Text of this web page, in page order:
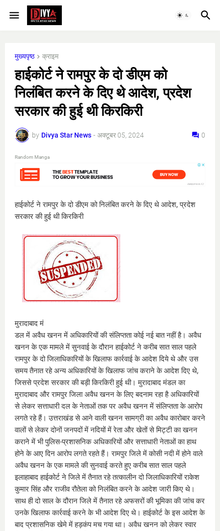
मुख्यपृष्ठ क्राइम
हाईकोर्ट ने रामपुर के दो डीएम को
निलंबित करने के दिए थे आदेश, प्रदेश
सरकार की हुई थी किरकिरी
by Divya Star News - अक्टूबर 05, 2024 0
Random Manga
हाईकोर्ट ने रामपुर के दो डीएम को निलंबित करने के दिए थे आदेश, प्रदेश
सरकार की हुई थी किरकिरी
मुरादाबाद मं
डल में अवैध खनन में अधिकारियों की संलिप्तता कोई नई बात नहीं है। अवैध
खनन के एक मामले में सुनवाई के दौरान हाईकोर्ट ने करीब सात साल पहले
रामपुर के दो जिलाधिकारियों के खिलाफ कार्रवाई के आदेश दिये थे और उस
समय तैनात रहे अन्य अधिकारियों के खिलाफ जांच कराने के आदेश दिए थे,
जिससे प्रदेश सरकार की बड़ी किरकिरी हुई थी। मुरादाबाद मंडल का
मुरादाबाद और रामपुर जिला अवैध खनन के लिए बदनाम रहा है अधिकारियों
से लेकर सत्ताधारी दल के नेताओं तक पर अवैध खनन में संलिप्तता के आरोप
लगते रहे हैं। उत्तराखंड से आने वाली खनन सामग्री का अवैध कारोबार करने
वालों से लेकर दोनों जनपदों में नदियों में रेता और खेतों से मिट्टी का खनन
कराने में भी पुलिस-प्रशासनिक अधिकारियों और सत्ताधारी नेताओं का हाथ
होने के आए दिन आरोप लगते रहते हैं। रामपुर जिले में कोसी नदी में होने वाले
अवैध खनन के एक मामले की सुनवाई करते हुए करीब सात साल पहले
इलाहाबाद हाईकोर्ट ने जिले में तैनात रहे तत्कालीन दो जिलाधिकारियों राकेश
कुमार सिंह और राजीव रौतेला को निलंबित करने के आदेश जारी किए थे।
साथ ही दो साल के दौरान जिले में तैनात रहे अफसरों की भूमिका की जांच कर
उनके खिलाफ कार्रवाई करने के भी आदेश दिए थे। हाईकोर्ट के इस आदेश के
बाद प्रशासनिक खेमे में हड़कंप मच गया था। अवैध खनन को लेकर स्वार